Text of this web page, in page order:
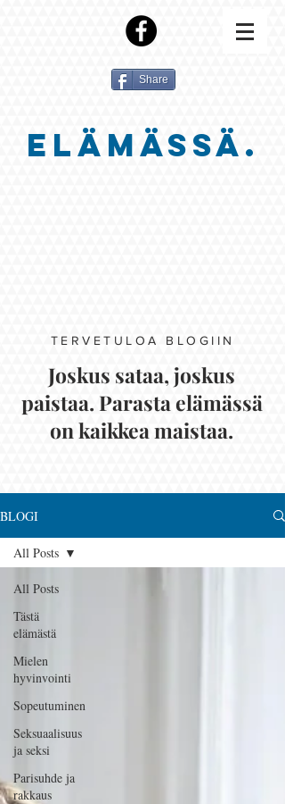
Share
ELÄMÄSSÄ.
TERVETULOA BLOGIIN
Joskus sataa, joskus
paistaa. Parasta elämässä
on kaikkea maistaa.
BLOGI
All Posts
Tästä
elämästä
Mielen
hyvinvointi
Sopeutuminen
Seksuaalisuus
ja seksi
Parisuhde ja
rakkaus
All Posts